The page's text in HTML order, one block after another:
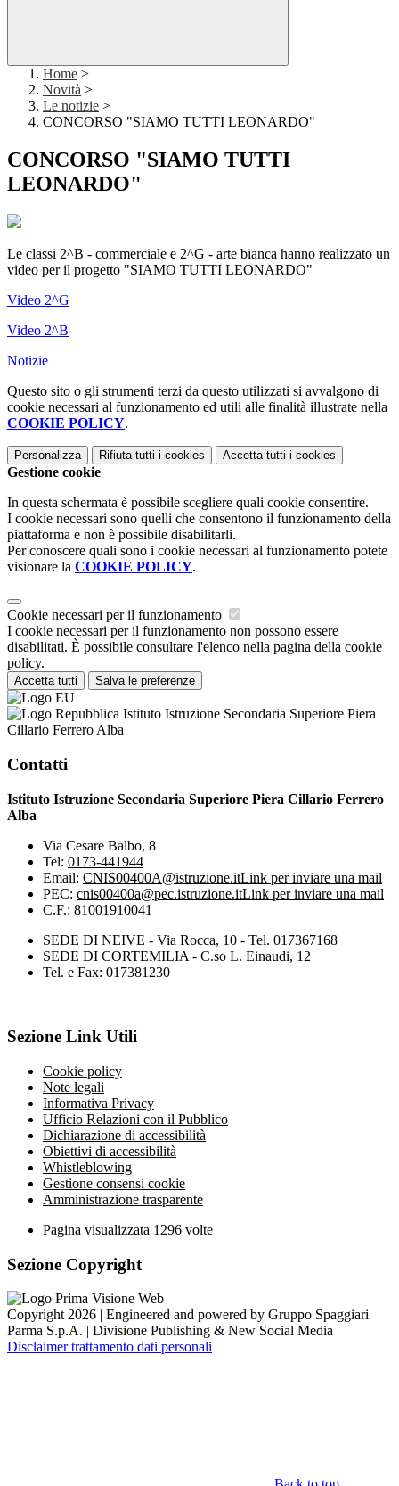
Home >
Novità >
Le notizie >
CONCORSO "SIAMO TUTTI LEONARDO"
CONCORSO "SIAMO TUTTI
LEONARDO"
Le classi 2^B - commerciale e 2^G - arte bianca hanno realizzato un
video per il progetto "SIAMO TUTTI LEONARDO"
Video 2^G
Video 2^B
Notizie
Questo sito o gli strumenti terzi da questo utilizzati si avvalgono di
cookie necessari al funzionamento ed utili alle finalità illustrate nella
COOKIE POLICY.
Personalizza Rifiuta tutti i cookies Accetta tutti i cookies
Gestione cookie
In questa schermata è possibile scegliere quali cookie consentire.
I cookie necessari sono quelli che consentono il funzionamento della
piattaforma e non è possibile disabilitarli.
Per conoscere quali sono i cookie necessari al funzionamento potete
visionare la COOKIE POLICY.
Cookie necessari per il funzionamento
I cookie necessari per il funzionamento non possono essere
disabilitati. È possibile consultare l'elenco nella pagina della cookie
policy.
Accetta tutti Salva le preferenze
Istituto Istruzione Secondaria Superiore Piera
Cillario Ferrero Alba
Contatti
Istituto Istruzione Secondaria Superiore Piera Cillario Ferrero
Alba
Via Cesare Balbo, 8
Tel: 0173-441944
Email: CNIS00400A@istruzione.itLink per inviare una mail
PEC: cnis00400a@pec.istruzione.itLink per inviare una mail
C.F.: 81001910041
SEDE DI NEIVE - Via Rocca, 10 - Tel. 017367168
SEDE DI CORTEMILIA - C.so L. Einaudi, 12
Tel. e Fax: 017381230
Sezione Link Utili
Cookie policy
Note legali
Informativa Privacy
Ufficio Relazioni con il Pubblico
Dichiarazione di accessibilità
Obiettivi di accessibilità
Whistleblowing
Gestione consensi cookie
Amministrazione trasparente
Pagina visualizzata 1296 volte
Sezione Copyright
Copyright 2026 | Engineered and powered by Gruppo Spaggiari
Parma S.p.A. | Divisione Publishing & New Social Media
Disclaimer trattamento dati personali